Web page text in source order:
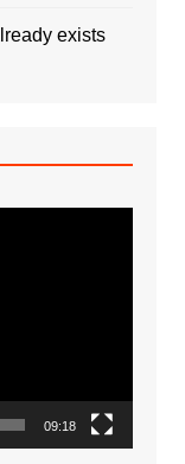
exists
09:18